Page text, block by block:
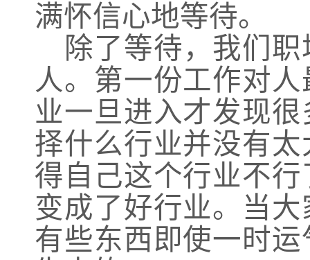
满怀信心地等待。
除了等待，我们
人。第一份工作对
业一旦进入才发现
择什么行业并没有
得自己这个行业不
变成了好行业。当
有些东西即使一时